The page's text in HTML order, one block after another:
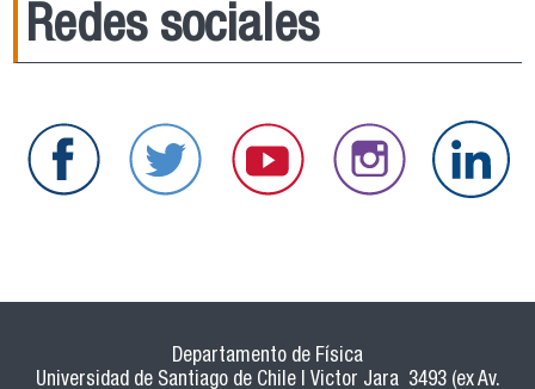
Redes sociales
Departamento de Física
Universidad de Santiago de Chile | Victor Jara 3493 (ex Av.